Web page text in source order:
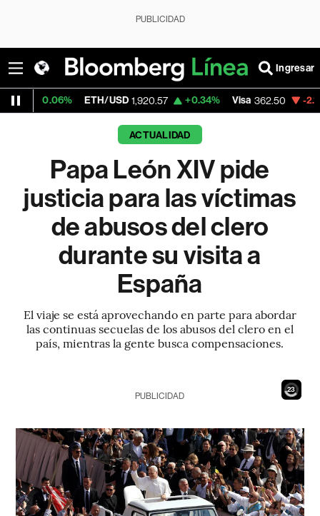
PUBLICIDAD
Ingresar
ETH/USD 1,920.57 +0.34% Visa 362.50 -2.15%
ACTUALIDAD
Papa León XIV pide
justicia para las víctimas
de abusos del clero
durante su visita a
España
El viaje se está aprovechando en parte para abordar
las continuas secuelas de los abusos del clero en el
país, mientras la gente busca compensaciones.
22
PUBLICIDAD